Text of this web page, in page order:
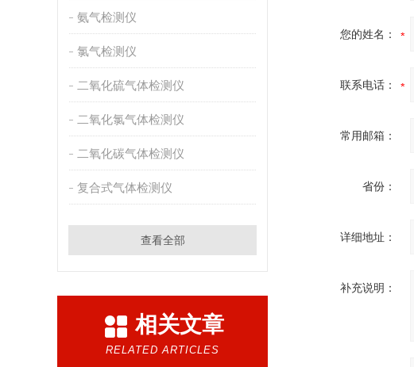
氨气检测仪
氯气检测仪
二氧化硫气体检测仪
二氧化氯气体检测仪
二氧化碳气体检测仪
复合式气体检测仪
查看全部
相关文章
RELATED ARTICLES
您的姓名：
联系电话：
常用邮箱：
省份：
详细地址：
补充说明：